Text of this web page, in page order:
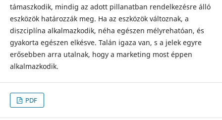
támaszkodik, mindig az adott pillanatban rendelkezésre álló
eszközök határozzák meg. Ha az eszközök változnak, a
diszciplína alkalmazkodik, néha egészen mélyrehatóan, és
gyakorta egészen elkésve. Talán igaza van, s a jelek egyre
erő­sebben arra utalnak, hogy a marketing most éppen
alkalmazkodik.
PDF